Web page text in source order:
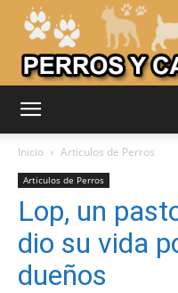
Inicio Articulos de Perros
Articulos de Perros
Lop, un
dio su vida
dueños